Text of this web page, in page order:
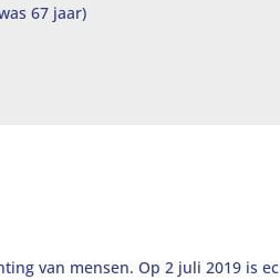
67 jaar)
van mensen. Op 2 juli 2019 is